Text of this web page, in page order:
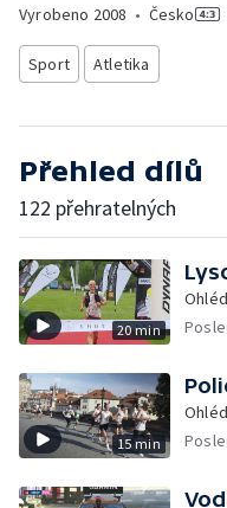
Vyrobeno 2008 • Česko
Sport Atletika
Přehled dílů
122 přehratelných
20 min
15 min